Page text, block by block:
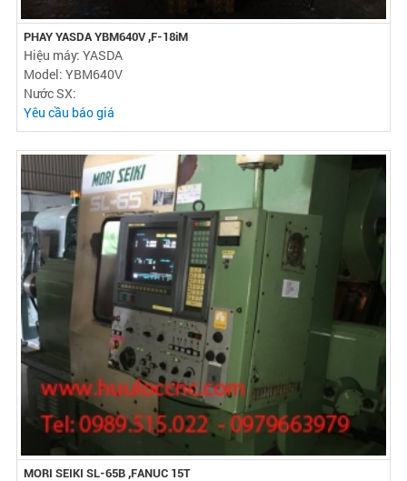
PHAY YASDA YBM640V ,F-18iM
Hiệu máy: YASDA
Model: YBM640V
Nước SX:
Yêu cầu báo giá
MORI SEIKI SL-65B ,FANUC 15T